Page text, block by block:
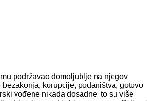
podržavao domoljublje na njegov
korupcije, podaništva, gotovo
vođene nikada dosadne, to su više